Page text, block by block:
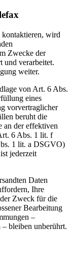
wird
Zwecke der
und verarbeitet.
weiter.
von Art. 6 Abs.
eines
vorvertraglicher
beruht die
an der effektiven
6 Abs. 1 lit. f
1 lit. a DSGVO)
jederzeit
Daten
Ihre
Zweck für die
Bearbeitung
–
bleiben unberührt.